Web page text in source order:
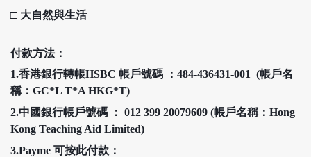
□ 大自然與生活
付款方法：
1.香港銀行轉帳HSBC 帳戶號碼 ：484-436431-001 (帳戶名
稱：GC*L T*A HKG*T)
2.中國銀行帳戶號碼 ： 012 399 20079609 (帳戶名稱：Hong
Kong Teaching Aid Limited)
3.Payme 可按此付款：